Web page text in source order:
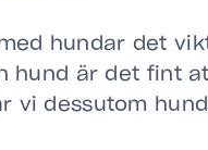
hundar det
hund är det fint
vi dessutom